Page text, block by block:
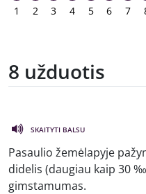
1 2 3 4 5 6 7
8 užduotis
SKAITYTI BALSU
Pasaulio žemėlapyje
didelis (daugiau kaip 30
gimstamumas.